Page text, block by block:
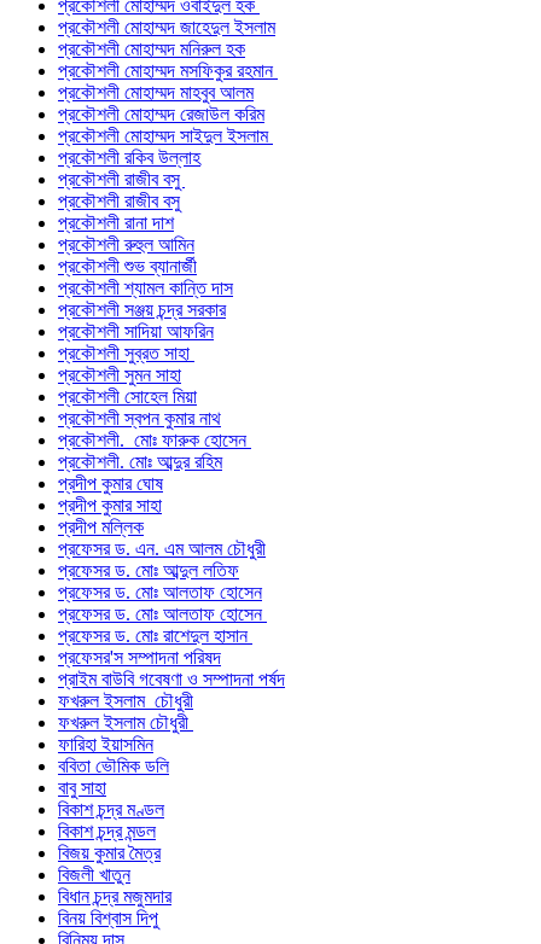
প্রকৌশলী মোহাম্মদ ওবাইদুল হক
প্রকৌশলী মোহাম্মদ জাহেদুল ইসলাম
প্রকৌশলী মোহাম্মদ মনিরুল হক
প্রকৌশলী মোহাম্মদ মসফিকুর রহমান
প্রকৌশলী মোহাম্মদ মাহবুব আলম
প্রকৌশলী মোহাম্মদ রেজাউল করিম
প্রকৌশলী মোহাম্মদ সাইদুল ইসলাম
প্রকৌশলী রকিব উল্লাহ
প্রকৌশলী রাজীব বসু
প্রকৌশলী রাজীব বসু
প্রকৌশলী রানা দাশ
প্রকৌশলী রুহুল আমিন
প্রকৌশলী শুভ ব্যানার্জী
প্রকৌশলী শ্যামল কান্তি দাস
প্রকৌশলী সঞ্জয় চন্দ্র সরকার
প্রকৌশলী সাদিয়া আফরিন
প্রকৌশলী সুব্রত সাহা
প্রকৌশলী সুমন সাহা
প্রকৌশলী সোহেল মিয়া
প্রকৌশলী স্বপন কুমার নাথ
প্রকৌশলী. মোঃ ফারুক হোসেন
প্রকৌশলী. মোঃ আব্দুর রহিম
প্রদীপ কুমার ঘোষ
প্রদীপ কুমার সাহা
প্রদীপ মল্লিক
প্রফেসর ড. এন. এম আলম চৌধুরী
প্রফেসর ড. মোঃ আব্দুল লতিফ
প্রফেসর ড. মোঃ আলতাফ হোসেন
প্রফেসর ড. মোঃ আলতাফ হোসেন
প্রফেসর ড. মোঃ রাশেদুল হাসান
প্রফেসর'স সম্পাদনা পরিষদ
প্রাইম বাউবি গবেষণা ও সম্পাদনা পর্ষদ
ফখরুল ইসলাম চৌধুরী
ফখরুল ইসলাম চৌধুরী
ফারিহা ইয়াসমিন
ববিতা ভৌমিক ডলি
বাবু সাহা
বিকাশ চন্দ্র মণ্ডল
বিকাশ চন্দ্র মন্ডল
বিজয় কুমার মৈত্র
বিজলী খাতুন
বিধান চন্দ্র মজুমদার
বিনয় বিশ্বাস দিপু
বিনিময় দাস